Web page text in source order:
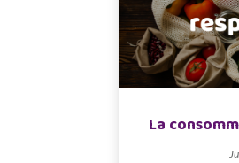
La